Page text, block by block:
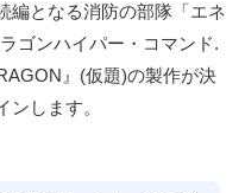
編となる消防の部隊「エネ
ゴンハイパー・コマンド.
』(仮題)の製作が決
します。